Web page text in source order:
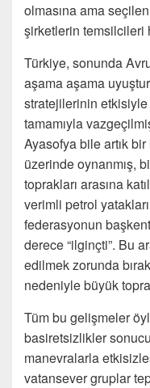
olmasına ama
şirketlerin temsilcileri
Türkiye, sonunda
aşama aşama
stratejilerinin etkisiyle
tamamıyla
Ayasofya bile artık bir
üzerinde oynanmış,
toprakları arasına
verimli petrol
federasyonun
derece “ilginçti”. Bu
edilmek zorunda
nedeniyle büyük
Tüm bu gelişmeler
basiretsizlikler
manevralarla
vatansever gruplar